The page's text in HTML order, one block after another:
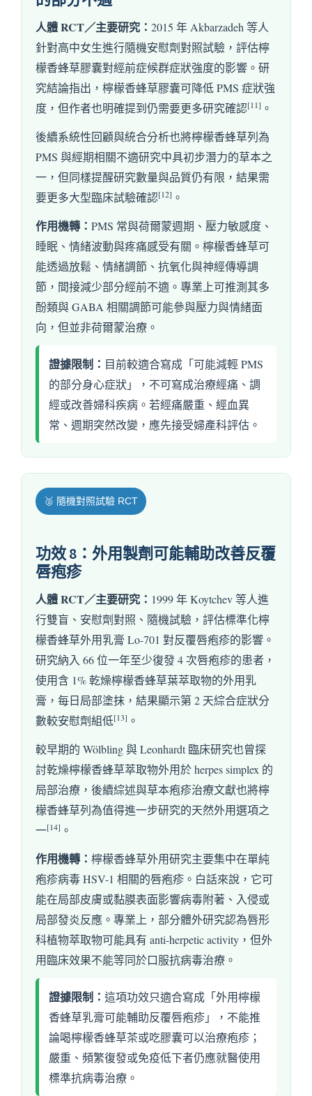
人體 RCT／主要研究： 2015 年 Akbarzadeh 等人
針對高中女生進行隨機安慰劑對照試驗，評估檸
檬香蜂草膠囊對經前症候群症狀強度的影響。研
究結論指出，檸檬香蜂草膠囊可降低 PMS 症狀強
度，但作者也明確提到仍需要更多研究確認[11] 。
後續系統性回顧與統合分析也將檸檬香蜂草列為
PMS 與經期相關不適研究中具初步潛力的草本之
一，但同樣提醒研究數量與品質仍有限，結果需
要更多大型臨床試驗確認[12] 。
作用機轉： PMS 常與荷爾蒙週期、壓力敏感度、
睡眠、情緒波動與疼痛感受有關。檸檬香蜂草可
能透過放鬆、情緒調節、抗氧化與神經傳導調
節，間接減少部分經前不適。專業上可推測其多
酚類與 GABA 相關調節可能參與壓力與情緒面
向，但並非荷爾蒙治療。
證據限制： 目前較適合寫成「可能減輕 PMS
的部分身心症狀」，不可寫成治療經痛、調
經或改善婦科疾病。若經痛嚴重、經血異
常、週期突然改變，應先接受婦產科評估。
🥈 隨機對照試驗 RCT
功效 8：外用製劑可能輔助改善反覆
唇疱疹
人體 RCT／主要研究： 1999 年 Koytchev 等人進
行雙盲、安慰劑對照、隨機試驗，評估標準化檸
檬香蜂草外用乳膏 Lo-701 對反覆唇疱疹的影響。
研究納入 66 位一年至少復發 4 次唇疱疹的患者，
使用含 1% 乾燥檸檬香蜂草葉萃取物的外用乳
膏，每日局部塗抹，結果顯示第 2 天綜合症狀分
數較安慰劑組低[13] 。
較早期的 Wölbling 與 Leonhardt 臨床研究也曾探
討乾燥檸檬香蜂草萃取物外用於 herpes simplex 的
局部治療，後續綜述與草本疱疹治療文獻也將檸
檬香蜂草列為值得進一步研究的天然外用選項之
一[14] 。
作用機轉： 檸檬香蜂草外用研究主要集中在單純
疱疹病毒 HSV-1 相關的唇疱疹。白話來說，它可
能在局部皮膚或黏膜表面影響病毒附著、入侵或
局部發炎反應。專業上，部分體外研究認為唇形
科植物萃取物可能具有 anti-herpetic activity，但外
用臨床效果不能等同於口服抗病毒治療。
證據限制： 這項功效只適合寫成「外用檸檬
香蜂草乳膏可能輔助反覆唇疱疹」，不能推
論喝檸檬香蜂草茶或吃膠囊可以治療疱疹；
嚴重、頻繁復發或免疫低下者仍應就醫使用
標準抗病毒治療。